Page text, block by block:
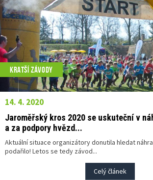
KRATŠÍ ZÁVODY
14. 4. 2020
Jaroměřský kros 2020 se uskuteční v
a za podpory hvězd...
Aktuální situace organizátory donutila hledat
podařilo! Letos se tedy závod...
Celý článek